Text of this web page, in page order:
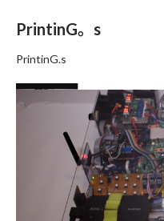
PrintinG。s
PrintinG.s